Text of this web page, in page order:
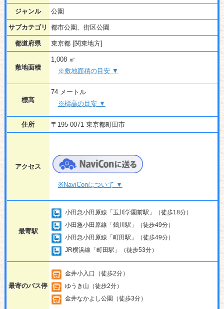
ジャンル 公園
サブカテゴリ 都市公園、街区公園
都道府県 東京都 [関東地方]
敷地面積
1,008 ㎡
※敷地面積の目安 ▼
標高
74 メートル
※標高の目安 ▼
住所 〒195-0071 東京都町田市
アクセス
※NaviConについて ▼
最寄駅
小田急小田原線「玉川学園前駅」（徒歩18分）
小田急小田原線「鶴川駅」（徒歩49分）
小田急小田原線「町田駅」（徒歩49分）
JR横浜線「町田駅」（徒歩53分）
最寄のバス停
金井小入口（徒歩2分）
ゆうき山（徒歩2分）
金井なかよし公園（徒歩3分）